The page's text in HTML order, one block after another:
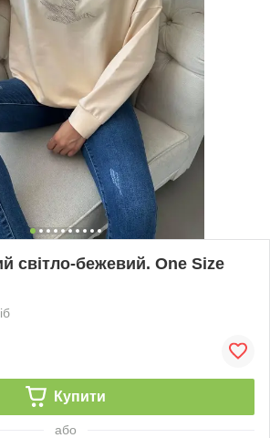
світло-бежевий. One Size
Купити
або